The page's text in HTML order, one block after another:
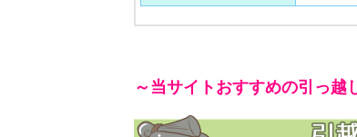
～当サイトおすすめの引っ越